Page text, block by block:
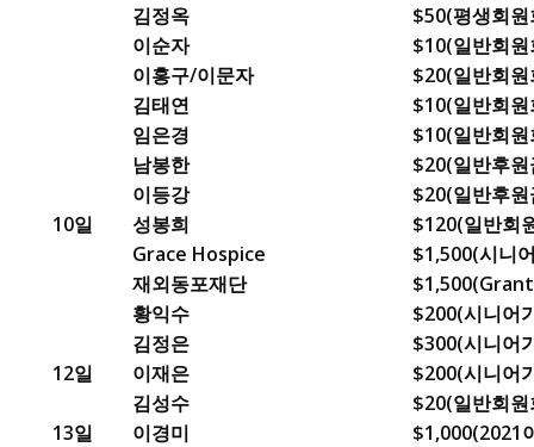
김정옥
$50(평생회
이순자
$10(일반회
이홍구/이문자
$20(일반회
김태연
$10(일반회
임은경
$10(일반회
남봉한
$20(일반후
이등강
$20(일반후
10일
성봉희
$120(일반회
Grace Hospice
$1,500(시니
재외동포재단
황익수
$200(시니어
김정은
$300(시니어
12일
이재은
$200(시니어
김성수
$20(일반회
13일
이경미
$1,000(2021